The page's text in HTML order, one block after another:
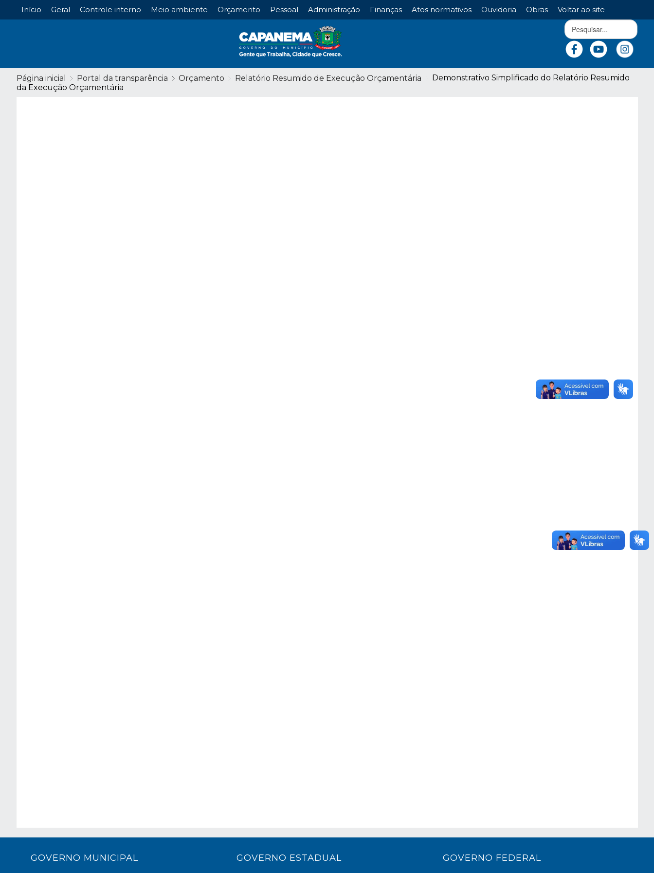
Início Geral Controle interno Meio ambiente Orçamento Pessoal Administração Finanças Atos normativos Ouvidoria Obras Voltar ao site
Página inicial Portal da transparência Orçamento Relatório Resumido de Execução Orçamentária
Demonstrativo Simplificado do Relatório Resumido
da Execução Orçamentária
GOVERNO MUNICIPAL GOVERNO ESTADUAL GOVERNO FEDERAL